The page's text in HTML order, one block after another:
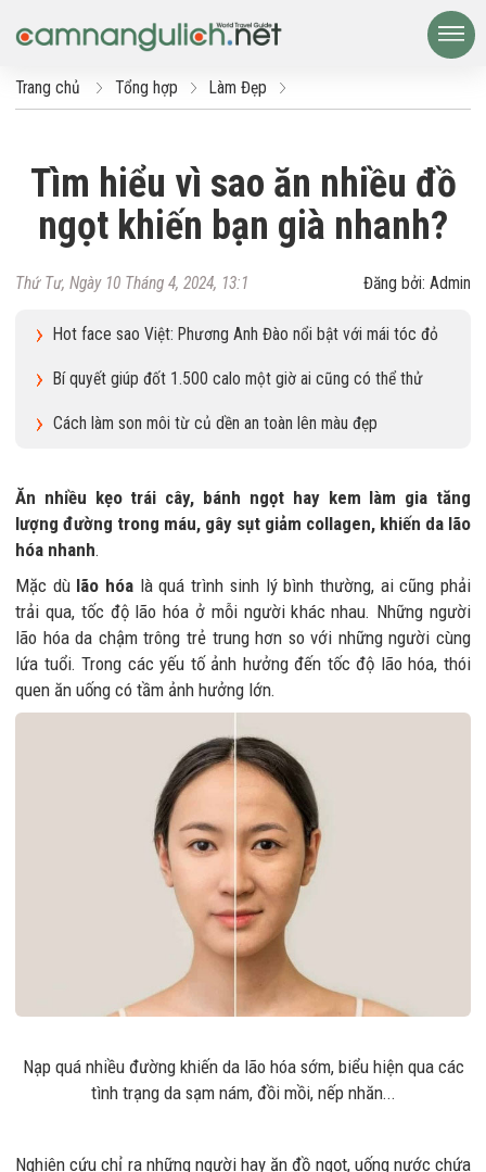
Trang chủ Tổng hợp Làm Đẹp
Tìm hiểu vì sao ăn nhiều đồ
ngọt khiến bạn già nhanh?
Thứ Tư, Ngày 10 Tháng 4, 2024, 13:1 Đăng bởi: Admin
Hot face sao Việt: Phương Anh Đào nổi bật với mái tóc đỏ
Bí quyết giúp đốt 1.500 calo một giờ ai cũng có thể thử
Cách làm son môi từ củ dền an toàn lên màu đẹp
Ăn nhiều kẹo trái cây, bánh ngọt hay kem làm gia tăng
lượng đường trong máu, gây sụt giảm collagen, khiến da lão
hóa nhanh.
Mặc dù lão hóa là quá trình sinh lý bình thường, ai cũng phải
trải qua, tốc độ lão hóa ở mỗi người khác nhau. Những người
lão hóa da chậm trông trẻ trung hơn so với những người cùng
lứa tuổi. Trong các yếu tố ảnh hưởng đến tốc độ lão hóa, thói
quen ăn uống có tầm ảnh hưởng lớn.
Nạp quá nhiều đường khiến da lão hóa sớm, biểu hiện qua các
tình trạng da sạm nám, đồi mồi, nếp nhăn...
Nghiên cứu chỉ ra những người hay ăn đồ ngọt, uống nước chứa